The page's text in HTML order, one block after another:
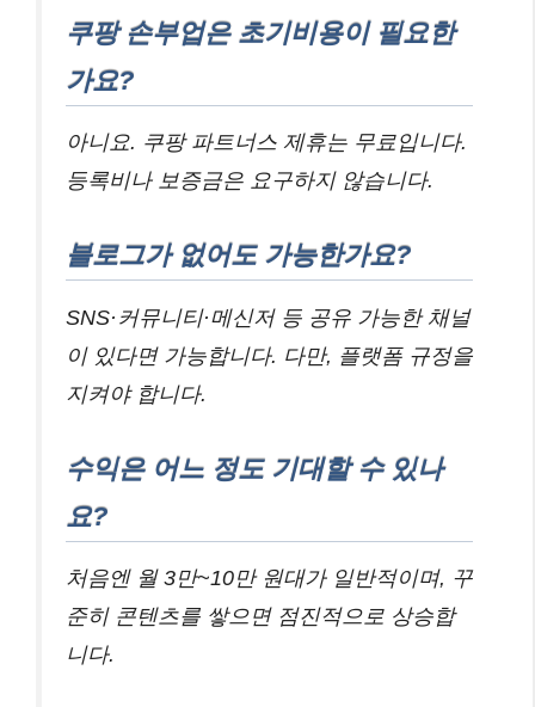
쿠팡 손부업은 초기비용이 필요한
가요?
아니요. 쿠팡 파트너스 제휴는 무료입니다.
등록비나 보증금은 요구하지 않습니다.
블로그가 없어도 가능한가요?
SNS·커뮤니티·메신저 등 공유 가능한 채널
이 있다면 가능합니다. 다만, 플랫폼 규정을
지켜야 합니다.
수익은 어느 정도 기대할 수 있나
요?
처음엔 월 3만~10만 원대가 일반적이며, 꾸
준히 콘텐츠를 쌓으면 점진적으로 상승합
니다.